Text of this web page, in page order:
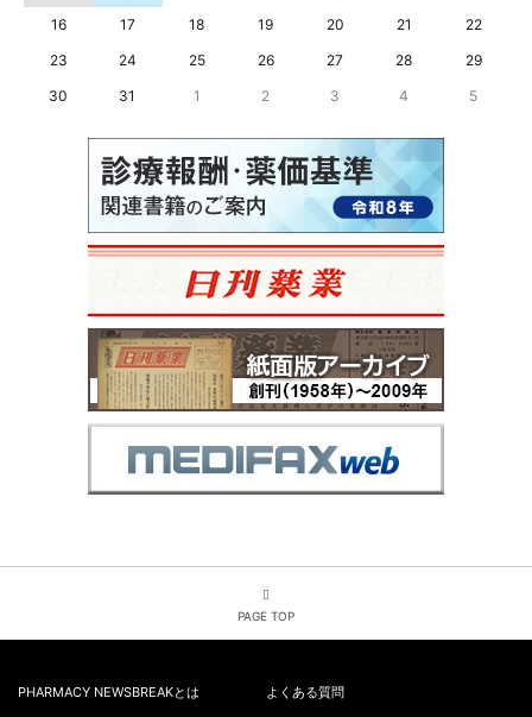
16
17 18 19 20 21
22
23
24 25 26 27 28
29
30
31 1 2 3 4 5
PAGE TOP
PHARMACY NEWSBREAKとは
よくある質問